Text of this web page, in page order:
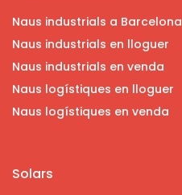
Naus industrials a Barcelona
Naus industrials en lloguer
Naus industrials en venda
Naus logístiques en lloguer
Naus logístiques en venda
Solars